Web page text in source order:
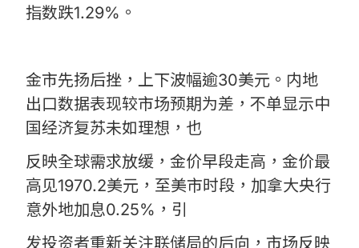
指数跌1.29%。
金市先扬后挫，上下波幅逾30美元。内地
出口数据表现较市场预期为差，不单显示中
国经济复苏未如理想，也
反映全球需求放缓，金价早段走高，金价最
高见1970.2美元，至美市时段，加拿大央行
意外地加息0.25%，引
发投资者重新关注联储局的后向，市场反映